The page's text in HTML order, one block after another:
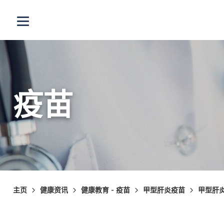
打开选单
疫苗
主页 健康资讯 健康教育 - 疫苗 甲型肝炎疫苗 甲型肝